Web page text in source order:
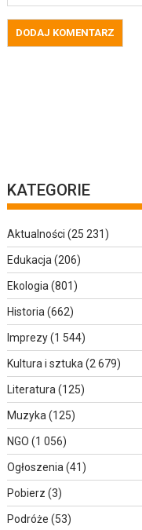
KATEGORIE
Aktualności (25 231)
Edukacja (206)
Ekologia (801)
Historia (662)
Imprezy(1 544)
Kultura i sztuka (2 679)
Literatura (125)
Muzyka (125)
NGO (1 056)
Ogłoszenia (41)
Pobierz (3)
Podróże (53)